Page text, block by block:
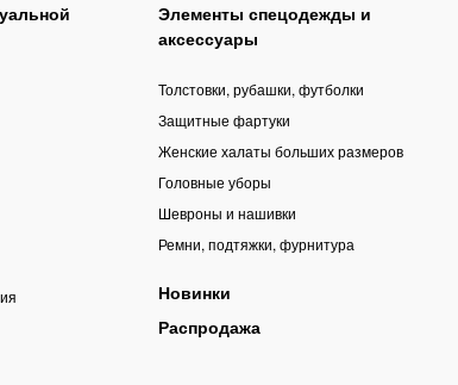
Элементы спецодежды и
аксессуары
Толстовки, рубашки, футболки
Защитные фартуки
Женские халаты больших размеров
Головные уборы
Шевроны и нашивки
Ремни, подтяжки, фурнитура
Новинки
Распродажа